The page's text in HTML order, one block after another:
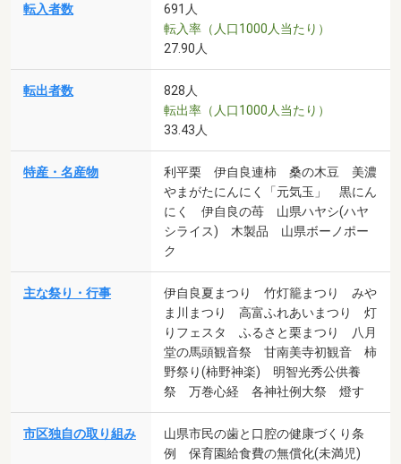
転入者数
691人
転入率（人口1000人当たり）
27.90人
転出者数
828人
転出率（人口1000人当たり）
33.43人
特産・名産物
利平栗 伊自良連柿 桑の木豆 美濃
やまがたにんにく「元気玉」 黒にん
にく 伊自良の苺 山県ハヤシ(ハヤ
シライス) 木製品 山県ボーノポー
ク
主な祭り・行事
伊自良夏まつり 竹灯籠まつり みや
ま川まつり 高富ふれあいまつり 灯
りフェスタ ふるさと栗まつり 八月
堂の馬頭観音祭 甘南美寺初観音 柿
野祭り(柿野神楽) 明智光秀公供養
祭 万巻心経 各神社例大祭 燈す
市区独自の取り組み
山県市民の歯と口腔の健康づくり条
例 保育園給食費の無償化(未満児)